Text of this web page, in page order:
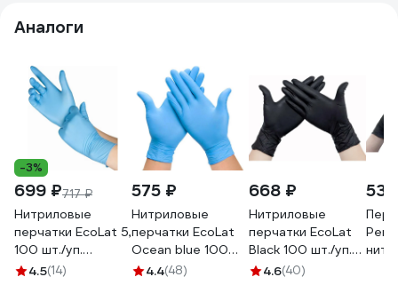
Аналоги
-3%
699 ₽717 ₽
Нитриловые
перчатки EcoLat 5,
100 шт./уп.
размер XL,
4.5(14)
575 ₽
Нитриловые
перчатки EcoLat
Ocean blue 100
шт./уп. размер XL,
4.4(48)
668 ₽
Нитриловые
перчатки EcoLat
Black 100 шт./уп.
размер XL,
4.6(40)